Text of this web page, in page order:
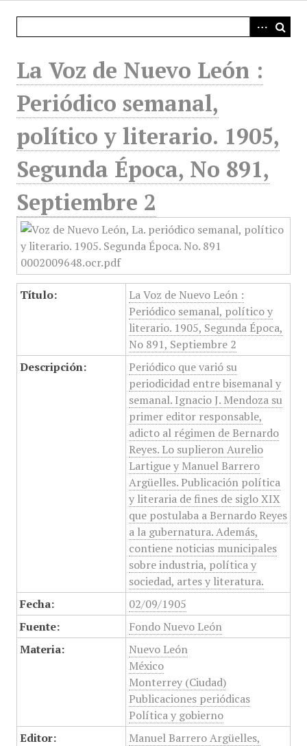
La Voz de Nuevo León :
Periódico semanal,
político y literario. 1905,
Segunda Época, No 891,
Septiembre 2
Título:
La Voz de Nuevo León :
Periódico semanal, político y
literario. 1905, Segunda Época,
No 891, Septiembre 2
Descripción:
Periódico que varió su
periodicidad entre bisemanal y
semanal. Ignacio J. Mendoza su
primer editor responsable,
adicto al régimen de Bernardo
Reyes. Lo suplieron Aurelio
Lartigue y Manuel Barrero
Argüelles. Publicación política
y literaria de fines de siglo XIX
que postulaba a Bernardo Reyes
a la gubernatura. Además,
contiene noticias municipales
sobre industria, política y
sociedad, artes y literatura.
Fecha:
02/09/1905
Fuente:
Fondo Nuevo León
Materia:
Nuevo León
México
Monterrey (Ciudad)
Publicaciones periódicas
Política y gobierno
Editor:
Manuel Barrero Argüelles,